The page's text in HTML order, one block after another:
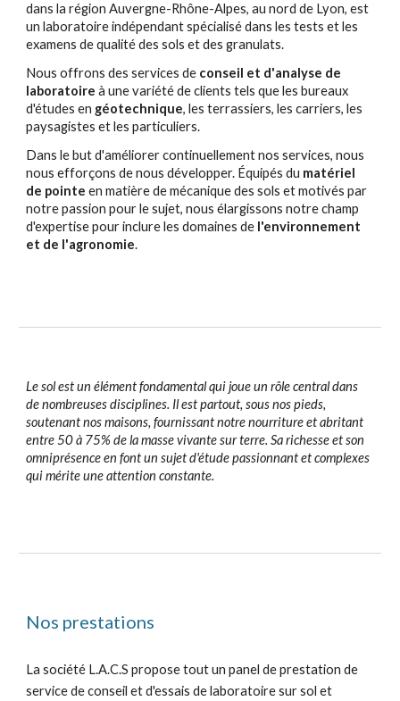
dans la région Auvergne-Rhône-Alpes, au nord de Lyon, est
un laboratoire indépendant spécialisé dans les tests et les
examens de qualité des sols et des granulats.
Nous offrons des services de conseil et d'analyse de
laboratoire à une variété de clients tels que les bureaux
d'études en géotechnique, les terrassiers, les carriers, les
paysagistes et les particuliers.
Dans le but d'améliorer continuellement nos services, nous
nous efforçons de nous développer. Équipés du matériel
de pointe en matière de mécanique des sols et motivés par
notre passion pour le sujet, nous élargissons notre champ
d'expertise pour inclure les domaines de l'environnement
et de l'agronomie.
Le sol est un élément fondamental qui joue un rôle central dans
de nombreuses disciplines. Il est partout, sous nos pieds,
soutenant nos maisons, fournissant notre nourriture et abritant
entre 50 à 75% de la masse vivante sur terre. Sa richesse et son
omniprésence en font un sujet d'étude passionnant et complexes
qui mérite une attention constante.
Nos prestations
La société L.A.C.S propose tout un panel de prestation de
service de conseil et d'essais de laboratoire sur sol et